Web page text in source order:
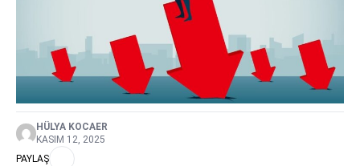
HÜLYA KOCAER
KASIM 12, 2025
PAYLAŞ